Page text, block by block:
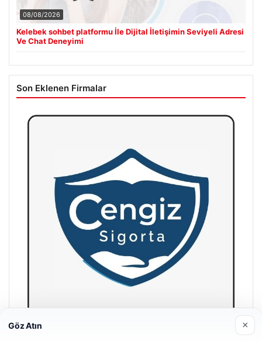
08/08/2026
Kelebek sohbet platformu İle Dijital İletişimin Seviyeli Adresi
Ve Chat Deneyimi
Son Eklenen Firmalar
Göz Atın ×